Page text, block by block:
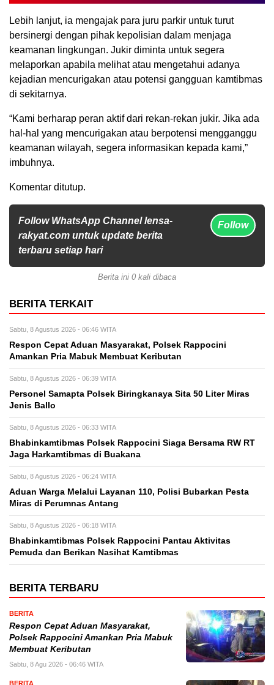
Lebih lanjut, ia mengajak para juru parkir untuk turut
bersinergi dengan pihak kepolisian dalam menjaga
keamanan lingkungan. Jukir diminta untuk segera
melaporkan apabila melihat atau mengetahui adanya
kejadian mencurigakan atau potensi gangguan kamtibmas
di sekitarnya.
“Kami berharap peran aktif dari rekan-rekan jukir. Jika ada
hal-hal yang mencurigakan atau berpotensi mengganggu
keamanan wilayah, segera informasikan kepada kami,”
imbuhnya.
Komentar ditutup.
Follow WhatsApp Channel lensa-
rakyat.com untuk update berita
terbaru setiap hari
Follow
Berita ini 0 kali dibaca
BERITA TERKAIT
Sabtu, 8 Agustus 2026 - 06:46 WITA
Respon Cepat Aduan Masyarakat, Polsek Rappocini
Amankan Pria Mabuk Membuat Keributan
Sabtu, 8 Agustus 2026 - 06:39 WITA
Personel Samapta Polsek Biringkanaya Sita 50 Liter Miras
Jenis Ballo
Sabtu, 8 Agustus 2026 - 06:33 WITA
Bhabinkamtibmas Polsek Rappocini Siaga Bersama RW RT
Jaga Harkamtibmas di Buakana
Sabtu, 8 Agustus 2026 - 06:24 WITA
Aduan Warga Melalui Layanan 110, Polisi Bubarkan Pesta
Miras di Perumnas Antang
Sabtu, 8 Agustus 2026 - 06:18 WITA
Bhabinkamtibmas Polsek Rappocini Pantau Aktivitas
Pemuda dan Berikan Nasihat Kamtibmas
BERITA TERBARU
BERITA
Respon Cepat Aduan Masyarakat,
Polsek Rappocini Amankan Pria Mabuk
Membuat Keributan
Sabtu, 8 Agu 2026 - 06:46 WITA
BERITA